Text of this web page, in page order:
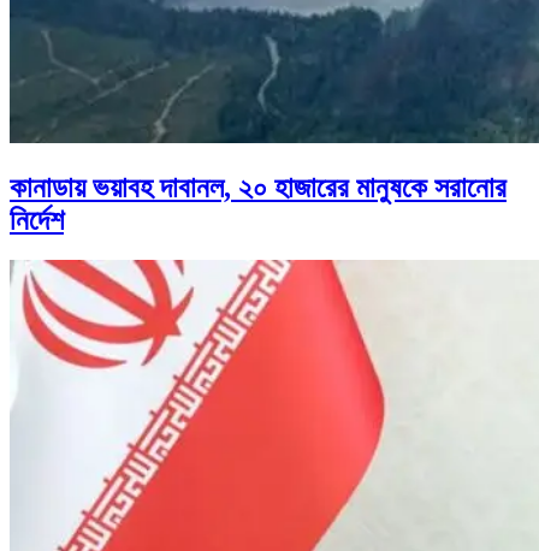
কানাডায় ভয়াবহ দাবানল, ২০ হাজারের মানুষকে সরানোর
নির্দেশ